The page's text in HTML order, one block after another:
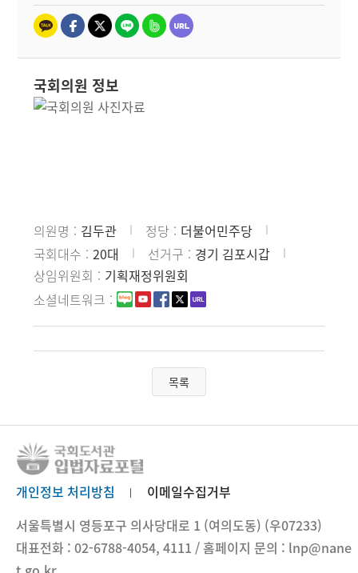
국회의원 정보
의원명 김두관 정당
더불어민주당
국회대수
20대 선거구
경기 김포시갑
상임위원회
기획재정위원회
소셜네트워크
목록
개인정보 처리방침
이메일수집거부
서울특별시 영등포구 의사당대로 1 (여의도동) (우07233)
대표전화 : 02-6788-4054, 4111 / 홈페이지 문의 : lnp@nane